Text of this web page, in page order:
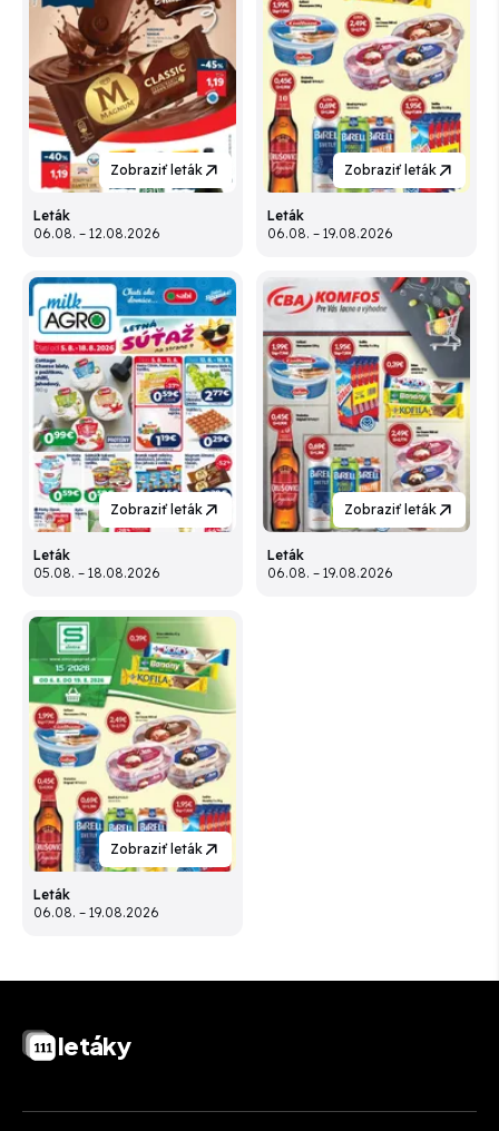
Zobraziť leták
Leták
06.08. – 12.08.2026
Zobraziť leták
Leták
06.08. – 19.08.2026
Zobraziť leták
Leták
05.08. – 18.08.2026
Zobraziť leták
Leták
06.08. – 19.08.2026
Zobraziť leták
Leták
06.08. – 19.08.2026
letáky